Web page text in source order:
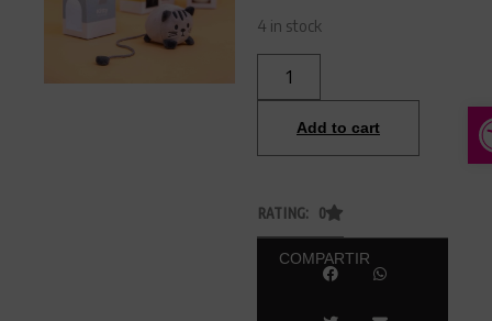
4 in stock
Add to cart
RATING: 0
COMPARTIR